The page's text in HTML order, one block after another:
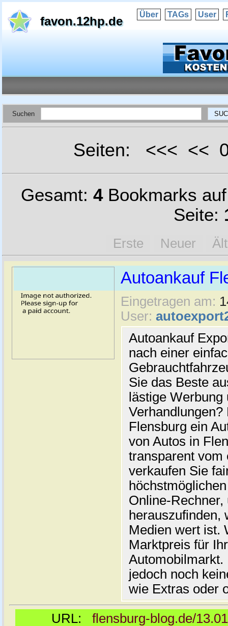
favon.12hp.de Über TAGs User
Suchen
Seiten: <<< <<
Gesamt: 4Bookmarks
Seite:
Erste Neuer
Autoankauf
Eingetragen am:
User:
Autoankauf
nach einer
Sie das Beste
lästige
Flensburg ein
von Autos in
transparent vom
verkaufen Sie
Online-
herauszufinden,
Medien wert ist.
Marktpreis für
jedoch noch
wie Extras oder
URL: flensburg-blog.de/